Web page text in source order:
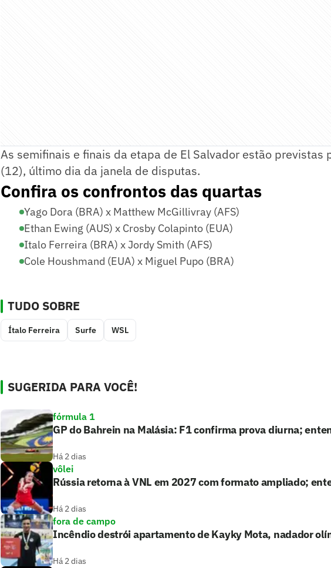
As semifinais e finais da etapa de El Salvador estão previstas
(12), último dia da janela de disputas.
Confira os confrontos das quartas
Yago Dora (BRA) x Matthew McGillivray (AFS)
Ethan Ewing (AUS) x Crosby Colapinto (EUA)
Italo Ferreira (BRA) x Jordy Smith (AFS)
Cole Houshmand (EUA) x Miguel Pupo (BRA)
TUDO SOBRE
Ítalo Ferreira Surfe WSL
SUGERIDA PARA VOCÊ!
fórmula 1
GP do Bahrein na Malásia: F1 confirma prova diurna;
Há 2 dias
vôlei
Rússia retorna à VNL em 2027 com formato ampliado;
Há 2 dias
fora de campo
Incêndio destrói apartamento de Kayky Mota, nadador
Há 2 dias